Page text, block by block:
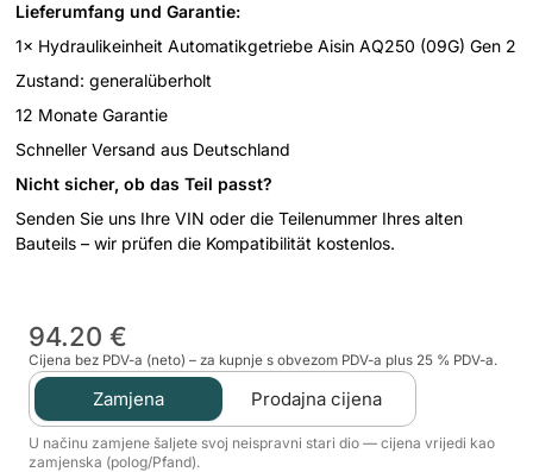
Lieferumfang und Garantie:
1× Hydraulikeinheit Automatikgetriebe Aisin AQ250 (09G) Gen 2
Zustand: generalüberholt
12 Monate Garantie
Schneller Versand aus Deutschland
Nicht sicher, ob das Teil passt?
Senden Sie uns Ihre VIN oder die Teilenummer Ihres alten
Bauteils – wir prüfen die Kompatibilität kostenlos.
94.20 €
Cijena bez PDV-a (neto) – za kupnje s obvezom PDV-a plus 25 % PDV-a.
Zamjena Prodajna cijena
U načinu zamjene šaljete svoj neispravni stari dio — cijena vrijedi kao
zamjenska (polog/Pfand).